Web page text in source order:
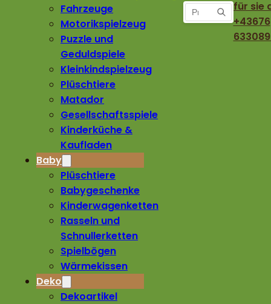
Fahrzeuge
Motorikspielzeug
Puzzle und
Geduldspiele
Kleinkindspielzeug
Plüschtiere
Matador
Gesellschaftsspiele
Kinderküche &
Kaufladen
Baby
Plüschtiere
Babygeschenke
Kinderwagenketten
Rasseln und
Schnullerketten
Spielbögen
Wärmekissen
Deko
Dekoartikel
für sie
+43676